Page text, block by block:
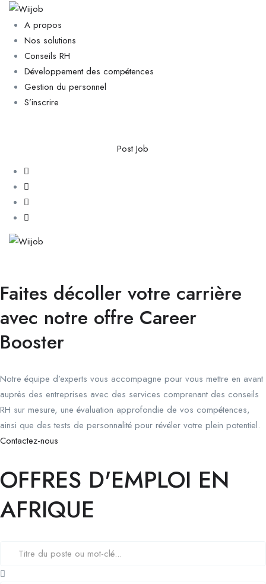
A propos
Nos solutions
Conseils RH
Développement des compétences
Gestion du personnel
S’inscrire
Post Job
Faites décoller votre carrière
avec notre offre Career
Booster
Notre équipe d’experts vous accompagne pour vous mettre en avant
auprès des entreprises avec des services comprenant des conseils
RH sur mesure, une évaluation approfondie de vos compétences,
ainsi que des tests de personnalité pour révéler votre plein potentiel.
Contactez-nous
OFFRES D'EMPLOI EN
AFRIQUE